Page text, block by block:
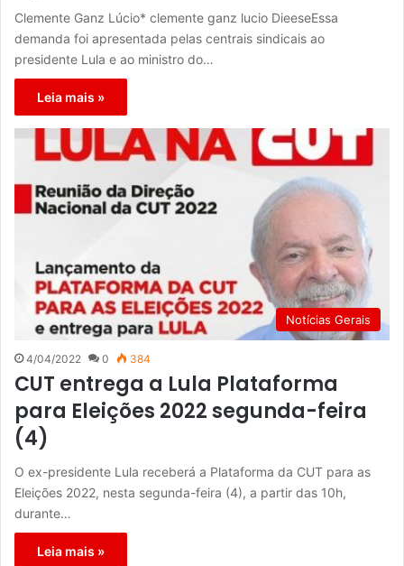
Clemente Ganz Lúcio* clemente ganz lucio DieeseEssa
demanda foi apresentada pelas centrais sindicais ao
presidente Lula e ao ministro do…
Leia mais »
Notícias Gerais
4/04/2022 0 384
CUT entrega a Lula Plataforma
para Eleições 2022 segunda-feira
(4)
O ex-presidente Lula receberá a Plataforma da CUT para as
Eleições 2022, nesta segunda-feira (4), a partir das 10h,
durante…
Leia mais »